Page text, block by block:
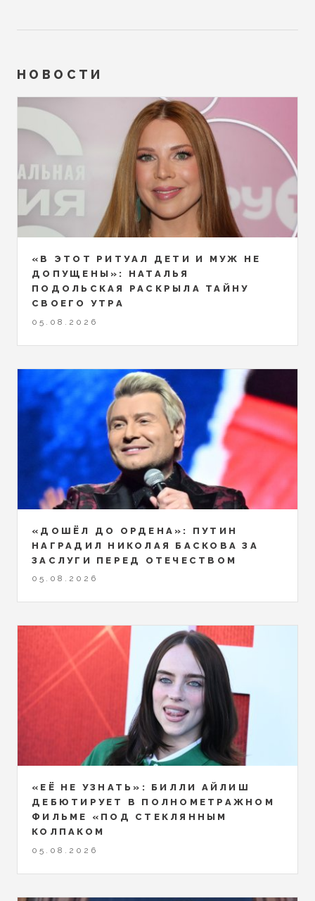
НОВОСТИ
«В ЭТОТ РИТУАЛ ДЕТИ И МУЖ НЕ
ДОПУЩЕНЫ»: НАТАЛЬЯ
ПОДОЛЬСКАЯ РАСКРЫЛА ТАЙНУ
СВОЕГО УТРА
05.08.2026
«ДОШЁЛ ДО ОРДЕНА»: ПУТИН
НАГРАДИЛ НИКОЛАЯ БАСКОВА ЗА
ЗАСЛУГИ ПЕРЕД ОТЕЧЕСТВОМ
05.08.2026
«ЕЁ НЕ УЗНАТЬ»: БИЛЛИ АЙЛИШ
ДЕБЮТИРУЕТ В ПОЛНОМЕТРАЖНОМ
ФИЛЬМЕ «ПОД СТЕКЛЯННЫМ
КОЛПАКОМ
05.08.2026